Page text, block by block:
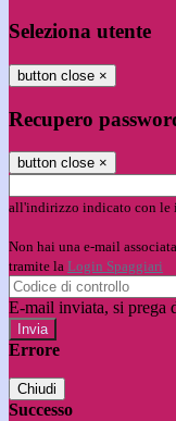
Seleziona utente
button close ×
Recupero
button close ×
all'indirizzo indicato con le
Non hai una e-mail
tramite la Login Spaggiari
E-mail inviata, si prega
Errore
Chiudi
Successo